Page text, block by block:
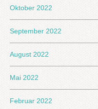
Oktober 2022
September 2022
August 2022
Mai 2022
Februar 2022